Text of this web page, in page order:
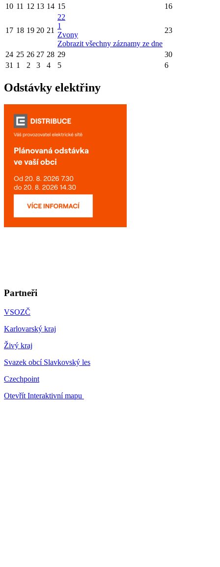
10 11 12 13 14 15 16
17 18 19 20 21
22
1
Zvony
Zobrazit všechny záznamy ze dne
23
24 25 26 27 28 29
30
31 1 2 3 4 5 6
Odstávky elektřiny
Partneři
VSOZČ
Karlovarský kraj
Živý kraj
Svazek obcí Slavkovský les
Czechpoint
Otevřít Interaktivní mapu